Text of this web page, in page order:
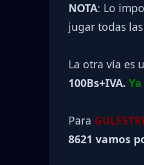
NOTA: Lo
jugar todas
La otra vía es
100Bs+IVA.
Para
8621 vamos